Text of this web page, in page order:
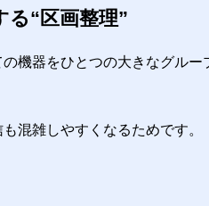
“区画整理”
機器をひとつの大きなグルー
混雑しやすくなるためです。